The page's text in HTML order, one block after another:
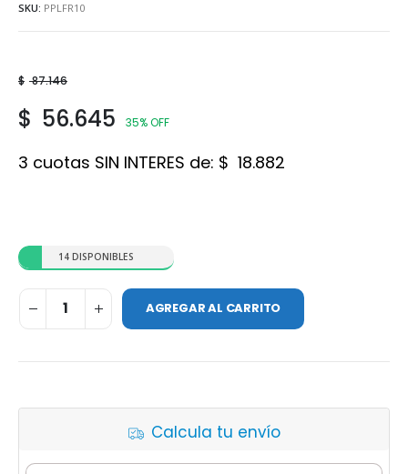
SKU: PPLFR10
$ 87.146
$ 56.645 35% OFF
3 cuotas SIN INTERES de: $ 18.882
14 DISPONIBLES
AGREGAR AL CARRITO
Calcula tu envío